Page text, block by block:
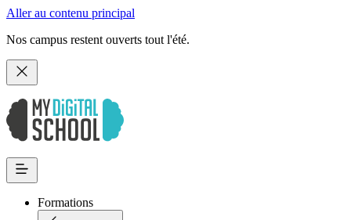
Aller au contenu principal
Nos campus restent ouverts tout l'été.
Formations